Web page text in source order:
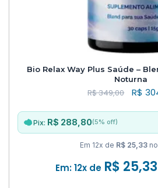
Bio Relax Way Plus Saúde –
Noturna
R$349,00 R$
Pix: R$ 288,80(5% off)
Em 12x de R$ 25,33
Em: 12x de R$ 25,33